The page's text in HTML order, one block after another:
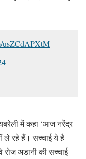
usZCdAPXtM
में कहा ‘आज नरेंद्र
ले रहे हैं। सच्चाई ये है-
रोज अडानी की सच्चाई